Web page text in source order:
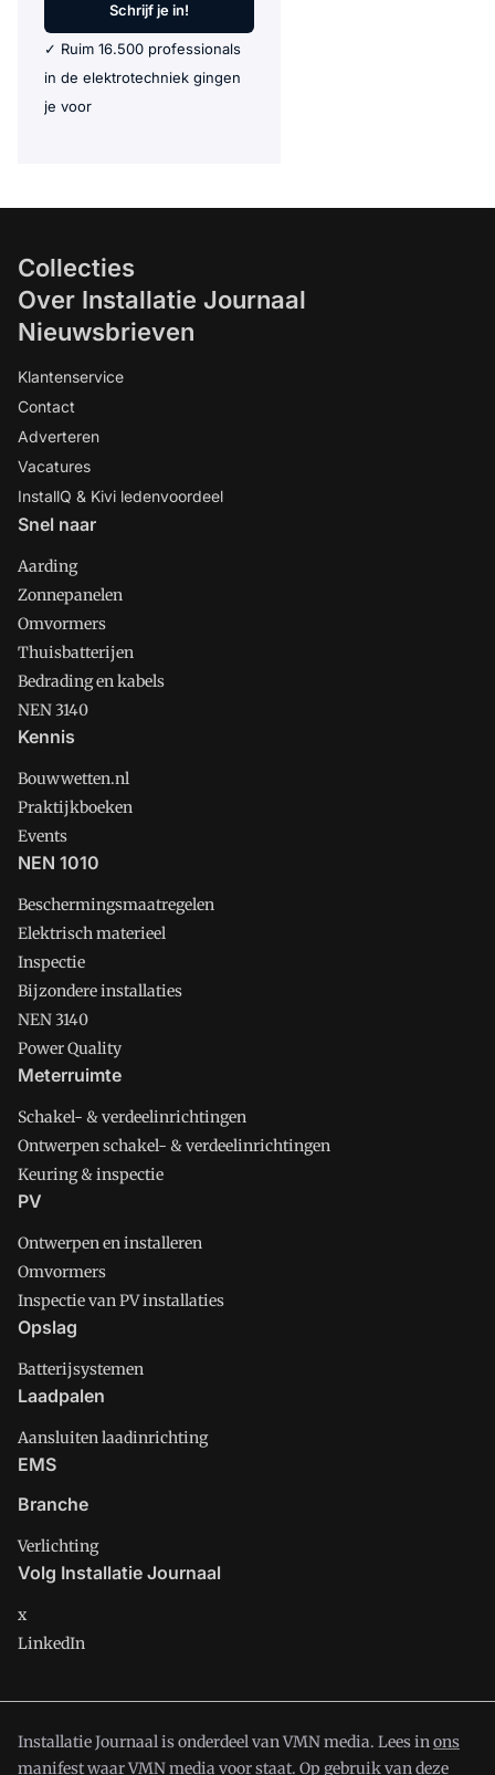
Schrijf je in!
✓ Ruim 16.500 professionals
in de elektrotechniek gingen
je voor
Collecties
Over Installatie Journaal
Nieuwsbrieven
Klantenservice
Contact
Adverteren
Vacatures
InstallQ & Kivi ledenvoordeel
Snel naar
Aarding
Zonnepanelen
Omvormers
Thuisbatterijen
Bedrading en kabels
NEN 3140
Kennis
Bouwwetten.nl
Praktijkboeken
Events
NEN 1010
Beschermingsmaatregelen
Elektrisch materieel
Inspectie
Bijzondere installaties
NEN 3140
Power Quality
Meterruimte
Schakel- & verdeelinrichtingen
Ontwerpen schakel- & verdeelinrichtingen
Keuring & inspectie
PV
Ontwerpen en installeren
Omvormers
Inspectie van PV installaties
Opslag
Batterijsystemen
Laadpalen
Aansluiten laadinrichting
EMS
Branche
Verlichting
Volg Installatie Journaal
x
LinkedIn
Installatie Journaal is onderdeel van VMN media. Lees inons
manifestwaar VMN media voor staat. Op gebruik van deze